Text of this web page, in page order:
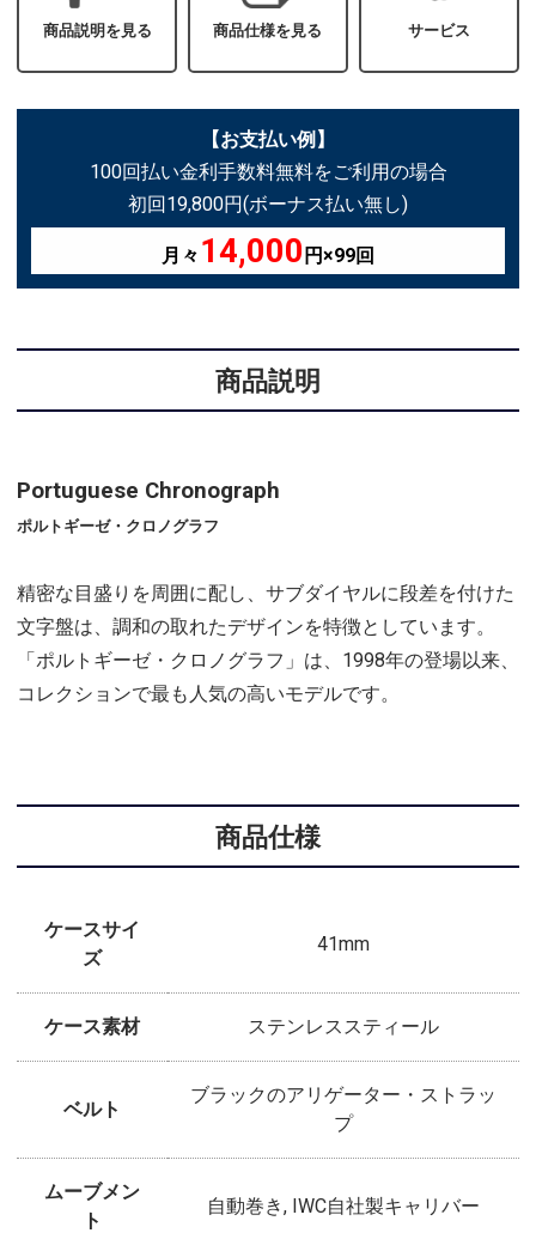
商品説明を見る 商品仕様を見る サービス
【お支払い例】
100回払い金利手数料無料をご利用の場合
初回19,800円(ボーナス払い無し)
月々 14,000 円×99回
商品説明
Portuguese Chronograph
ポルトギーゼ・クロノグラフ
精密な目盛りを周囲に配し、サブダイヤルに段差を付けた
文字盤は、調和の取れたデザインを特徴としています。
「ポルトギーゼ・クロノグラフ」は、1998年の登場以来、
コレクションで最も人気の高いモデルです。
商品仕様
ケースサイ
ズ
41mm
ケース素材 ステンレススティール
ベルト
ブラックのアリゲーター・ストラッ
プ
ムーブメン
ト
自動巻き, IWC自社製キャリバー